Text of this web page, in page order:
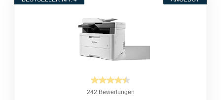
242 Bewertungen